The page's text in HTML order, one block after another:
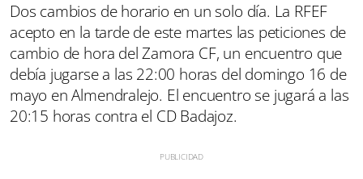
Dos cambios de horario en un solo día. La RFEF
acepto en la tarde de este martes las peticiones de
cambio de hora del Zamora CF, un encuentro que
debía jugarse a las 22:00 horas del domingo 16 de
mayo en Almendralejo. El encuentro se jugará a las
20:15 horas contra el CD Badajoz.